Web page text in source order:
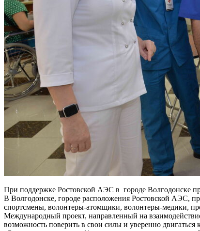
При поддержке Ростовской АЭС в городе Волгодонске
В Волгодонске, городе расположения Ростовской АЭС,
спортсмены, волонтеры-атомщики, волонтеры-медики,
Международный проект, направленный на
возможность поверить в свои силы и уверенно